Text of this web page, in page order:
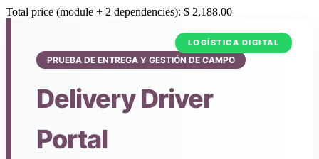
Total price (module + 2 dependencies): $ 2,188.00
LOGÍSTICA DIGITAL
PRUEBA DE ENTREGA Y GESTIÓN DE CAMPO
Delivery Driver
Portal